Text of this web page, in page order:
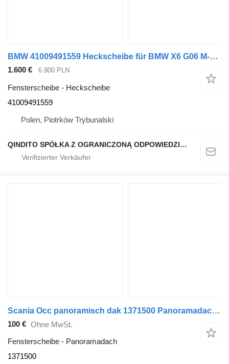
BMW 41009491559 Heckscheibe für BMW X6 G06 M-PAKIET 475 Auto
1.600 € 6.900 PLN
Fensterscheibe - Heckscheibe
41009491559
Polen, Piotrków Trybunalski
QINDITO SPÓŁKA Z OGRANICZONĄ ODPOWIEDZIALNOŚCIĄ
Scania Occ panoramisch dak 1371500 Panoramadach für LKW
100 € Ohne MwSt.
Fensterscheibe - Panoramadach
1371500